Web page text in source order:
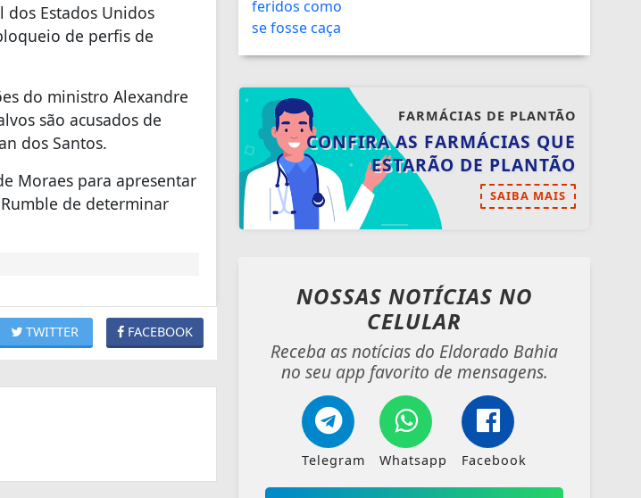
Estados Unidos
de perfis de
do ministro Alexandre
são acusados de
dos Santos.
Moraes para apresentar
de determinar
FACEBOOK
TWITTER
FARMÁCIAS DE PLANTÃO
CONFIRA AS FARMÁCIAS QUE
ESTARÃO DE PLANTÃO
SAIBA MAIS
NOSSAS NOTÍCIAS NO
CELULAR
Receba as notícias do Eldorado Bahia
no seu app favorito de mensagens.
Telegram Whatsapp Facebook